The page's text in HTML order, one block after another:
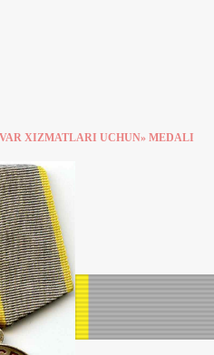
XIZMATLARI UCHUN» MEDALI